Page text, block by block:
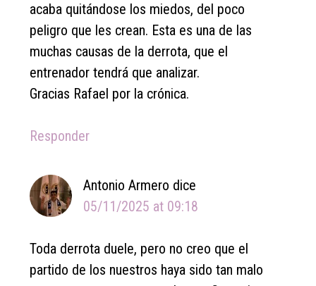
acaba quitándose los miedos, del poco
peligro que les crean. Esta es una de las
muchas causas de la derrota, que el
entrenador tendrá que analizar.
Gracias Rafael por la crónica.
Responder
Antonio Armero dice
05/11/2025 at 09:18
Toda derrota duele, pero no creo que el
partido de los nuestros haya sido tan malo